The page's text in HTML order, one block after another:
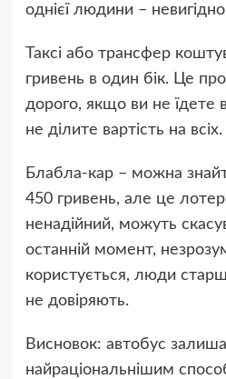
однієї людини –
Таксі або трансфер
гривень в один бік. Це
дорого, якщо ви не їдете
не ділите вартість на всіх.
Блабла-кар – можна
450 гривень, але це
ненадійний, можуть
останній момент,
користується, люди
не довіряють.
Висновок: автобус
найраціональнішим